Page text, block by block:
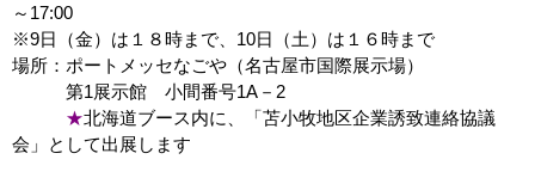
～17:00
※9日（金）は１８時まで、10日（土）は１６時まで
場所：ポートメッセなごや（名古屋市国際展示場）
第1展示館 小間番号1A－2
★北海道ブース内に、「苫小牧地区企業誘致連絡協議
会」として出展します